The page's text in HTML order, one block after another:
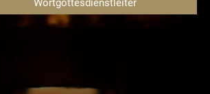
Wortgottesdienstleiter